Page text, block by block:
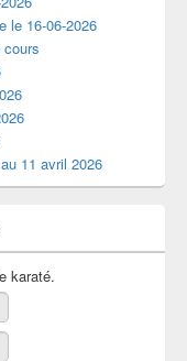
le 16-06-2026
11 avril 2026
karaté.